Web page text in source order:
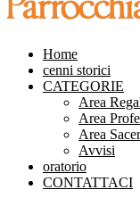
Home
cenni storici
CATEGORIE
Area
Area
Area
Avvisi
oratorio
CONTATTACI